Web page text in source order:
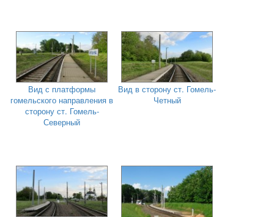
Вид с платформы
гомельского направления в
сторону ст. Гомель-
Северный
Вид в сторону ст. Гомель-
Четный